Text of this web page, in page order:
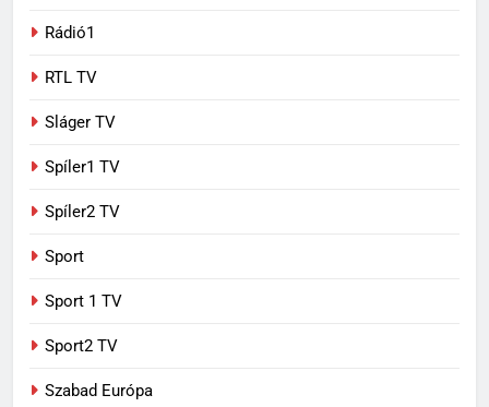
Rádió1
RTL TV
Sláger TV
Spíler1 TV
Spíler2 TV
Sport
Sport 1 TV
Sport2 TV
Szabad Európa